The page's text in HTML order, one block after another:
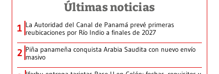
Últimas noticias
1 La Autoridad del Canal de Panamá prevé primeras
reubicaciones por Río Indio a finales de 2027
2 Piña panameña conquista Arabia Saudita con nuevo envío
masivo